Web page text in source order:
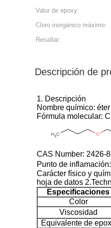
Valor de epoxy:
Cloro inorgánico máximo:
Resaltar:
Descripción de
1. Descripción
Nombre químico:
Fórmula molecular: C
CAS Number: 2426-
Punto de
Carácter físico y
hoja de datos
Especificaciones
Color
Viscosidad
Equivalente de